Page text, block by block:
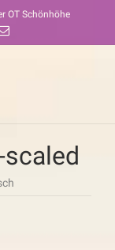
OT Schönhöhe